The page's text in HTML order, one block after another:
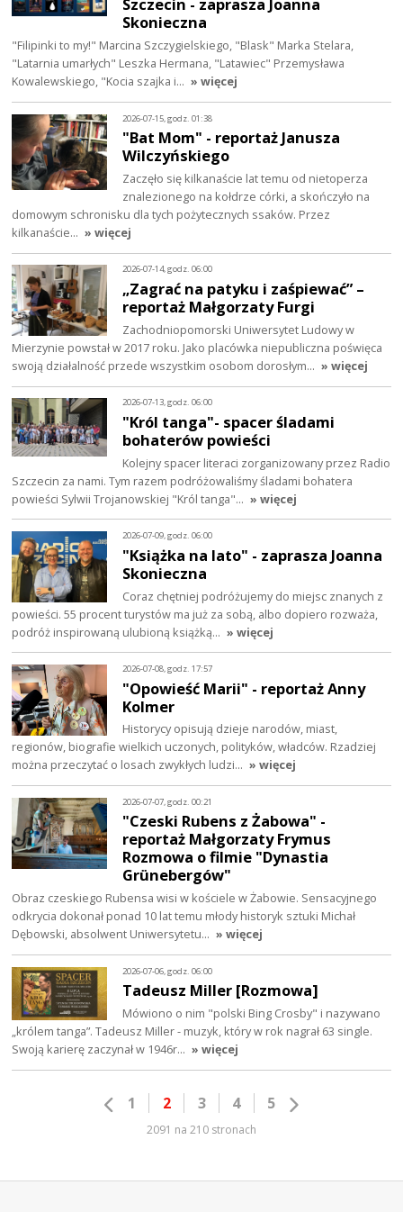
Szczecin - zaprasza Joanna
Skonieczna
"Filipinki to my!" Marcina Szczygielskiego, "Blask" Marka Stelara,
"Latarnia umarłych" Leszka Hermana, "Latawiec" Przemysława
Kowalewskiego, "Kocia szajka i… » więcej
2026-07-15, godz. 01:38
"Bat Mom" - reportaż Janusza
Wilczyńskiego
Zaczęło się kilkanaście lat temu od nietoperza
znalezionego na kołdrze córki, a skończyło na
domowym schronisku dla tych pożytecznych ssaków. Przez
kilkanaście… » więcej
2026-07-14, godz. 06:00
„Zagrać na patyku i zaśpiewać” –
reportaż Małgorzaty Furgi
Zachodniopomorski Uniwersytet Ludowy w
Mierzynie powstał w 2017 roku. Jako placówka niepubliczna poświęca
swoją działalność przede wszystkim osobom dorosłym… » więcej
2026-07-13, godz. 06:00
"Król tanga"- spacer śladami
bohaterów powieści
Kolejny spacer literaci zorganizowany przez Radio
Szczecin za nami. Tym razem podróżowaliśmy śladami bohatera
powieści Sylwii Trojanowskiej "Król tanga"… » więcej
2026-07-09, godz. 06:00
"Książka na lato" - zaprasza Joanna
Skonieczna
Coraz chętniej podróżujemy do miejsc znanych z
powieści. 55 procent turystów ma już za sobą, albo dopiero rozważa,
podróż inspirowaną ulubioną książką… » więcej
2026-07-08, godz. 17:57
"Opowieść Marii" - reportaż Anny
Kolmer
Historycy opisują dzieje narodów, miast,
regionów, biografie wielkich uczonych, polityków, władców. Rzadziej
można przeczytać o losach zwykłych ludzi… » więcej
2026-07-07, godz. 00:21
"Czeski Rubens z Żabowa" -
reportaż Małgorzaty Frymus
Rozmowa o filmie "Dynastia
Grünebergów"
Obraz czeskiego Rubensa wisi w kościele w Żabowie. Sensacyjnego
odkrycia dokonał ponad 10 lat temu młody historyk sztuki Michał
Dębowski, absolwent Uniwersytetu… » więcej
2026-07-06, godz. 06:00
Tadeusz Miller [Rozmowa]
Mówiono o nim "polski Bing Crosby" i nazywano
„królem tanga”. Tadeusz Miller - muzyk, który w rok nagrał 63 single.
Swoją karierę zaczynał w 1946r… » więcej
1 2 3 4 5
2091 na 210 stronach